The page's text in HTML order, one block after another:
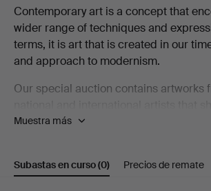
Contemporary art is a concept that
wider range of techniques and
terms, it is art that is created in our
and approach to modernism.
Our special auction contains artworks
that contemporary art represents,
Labba.
Muestra más
Subastas en curso(0) Precios de remate